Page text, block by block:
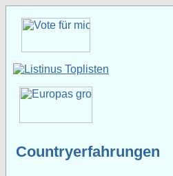
Countryerfahrungen